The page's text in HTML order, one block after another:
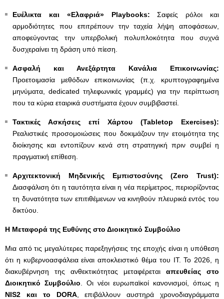
Ευέλικτα και «Ελαφριά» Playbooks: Σαφείς ρόλοι και
αρμοδιότητες που επιτρέπουν την ταχεία λήψη αποφάσεων,
αποφεύγοντας την υπερβολική πολυπλοκότητα που συχνά
δυσχεραίνει τη δράση υπό πίεση.
Ασφαλή και Ανεξάρτητα Κανάλια Επικοινωνίας:
Προετοιμασία μεθόδων επικοινωνίας (π.χ. κρυπτογραφημένα
μηνύματα, dedicated τηλεφωνικές γραμμές) για την περίπτωση
που τα κύρια εταιρικά συστήματα έχουν συμβιβαστεί.
Τακτικές Ασκήσεις επί Χάρτου (Tabletop Exercises):
Ρεαλιστικές προσομοιώσεις που δοκιμάζουν την ετοιμότητα της
διοίκησης και εντοπίζουν κενά στη στρατηγική πριν συμβεί η
πραγματική επίθεση.
Αρχιτεκτονική Μηδενικής Εμπιστοσύνης (Zero Trust):
Διασφάλιση ότι η ταυτότητα είναι η νέα περίμετρος, περιορίζοντας
τη δυνατότητα των επιτιθέμενων να κινηθούν πλευρικά εντός του
δικτύου.
Η Μεταφορά της Ευθύνης στο Διοικητικό Συμβούλιο
Μια από τις μεγαλύτερες παρεξηγήσεις της εποχής είναι η υπόθεση
ότι η κυβερνοασφάλεια είναι αποκλειστικό θέμα του IT. Το 2026, η
διακυβέρνηση της ανθεκτικότητας μεταφέρεται απευθείας στο
Διοικητικό Συμβούλιο . Οι νέοι ευρωπαϊκοί κανονισμοί, όπως η
NIS2 και το DORA, επιβάλλουν αυστηρά χρονοδιαγράμματα